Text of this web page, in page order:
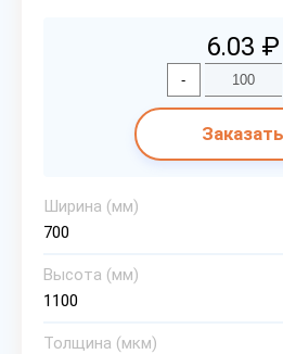
6.03 ₽
-
Заказать
Ширина (мм)
700
Высота (мм)
1100
Толщина (мкм)